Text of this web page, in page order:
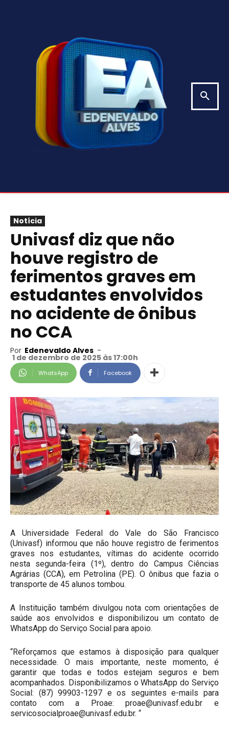
Notícia
Univasf diz que não
houve registro de
ferimentos graves em
estudantes envolvidos
no acidente de ônibus
no CCA
Por Edenevaldo Alves -
1 de dezembro de 2025 às 17:00h
WhatsApp Facebook
A Universidade Federal do Vale do São Francisco
(Univasf) informou que não houve registro de ferimentos
graves nos estudantes, vítimas do acidente ocorrido
nesta segunda-feira (1º), dentro do Campus Ciências
Agrárias (CCA), em Petrolina (PE). O ônibus que fazia o
transporte de 45 alunos tombou.
A Instituição também divulgou nota com orientações de
saúde aos envolvidos e disponibilizou um contato de
WhatsApp do Serviço Social para apoio.
“Reforçamos que estamos à disposição para qualquer
necessidade. O mais importante, neste momento, é
garantir que todas e todos estejam seguros e bem
acompanhados. Disponibilizamos o WhatsApp do Serviço
Social: (87) 99903-1297 e os seguintes e-mails para
contato com a Proae: proae@univasf.edu.br e
servicosocialproae@univasf.edu.br. “